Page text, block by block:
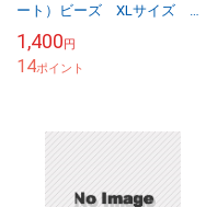
ート）ビーズ XLサイズ ア
1,400円
14ポイント